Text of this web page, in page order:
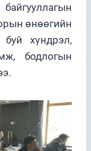
өнөөгийн
буй хүндрэл,
бодлогын